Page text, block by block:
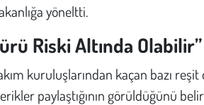
yöneltti.
Riski Altında Olabilir”
kuruluşlarından kaçan bazı
paylaştığının görüldüğünü